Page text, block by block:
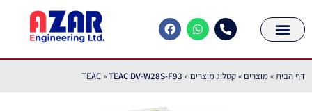
דף הבית»מוצרים »קטלוג מוצרים »
TEAC »TEAC DV-W28S-F93